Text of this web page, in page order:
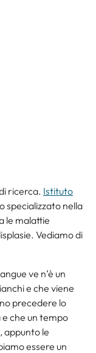
di Candiolo fra
più
ricerca. Istituto
specializzato nella
le malattie
Vediamo di
ve n’è un
e che viene
precedere lo
e che un tempo
appunto le
essere un